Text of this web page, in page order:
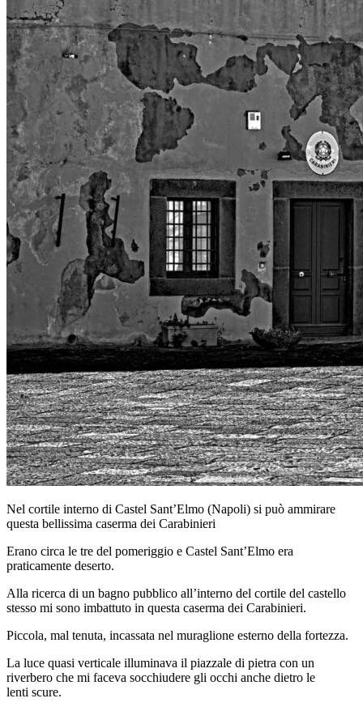
Nel cortile interno di Castel Sant’Elmo (Napoli) si può ammirare
questa bellissima caserma dei Carabinieri
Erano circa le tre del pomeriggio e Castel Sant’Elmo era
praticamente deserto.
Alla ricerca di un bagno pubblico all’interno del cortile del castello
stesso mi sono imbattuto in questa caserma dei Carabinieri.
Piccola, mal tenuta, incassata nel muraglione esterno della fortezza.
La luce quasi verticale illuminava il piazzale di pietra con un
riverbero che mi faceva socchiudere gli occhi anche dietro le
lenti scure.